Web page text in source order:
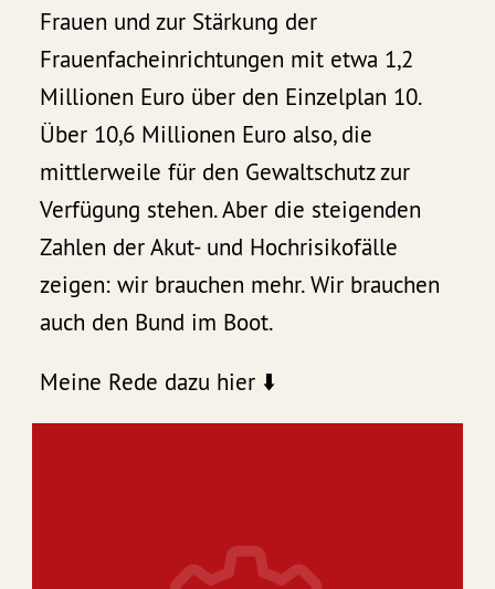
Frauen und zur Stärkung der
Frauenfacheinrichtungen mit etwa 1,2
Millionen Euro über den Einzelplan 10.
Über 10,6 Millionen Euro also, die
mittlerweile für den Gewaltschutz zur
Verfügung stehen. Aber die steigenden
Zahlen der Akut- und Hochrisikofälle
zeigen: wir brauchen mehr. Wir brauchen
auch den Bund im Boot.
Meine Rede dazu hier ⬇️